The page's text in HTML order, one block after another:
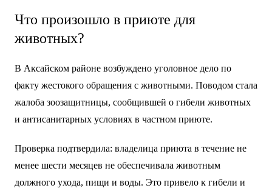
Что произошло в приюте для
животных?
В Аксайском районе возбуждено уголовное дело по
факту жестокого обращения с животными. Поводом стала
жалоба зоозащитницы, сообщившей о гибели животных
и антисанитарных условиях в частном приюте.
Проверка подтвердила: владелица приюта в течение не
менее шести месяцев не обеспечивала животным
должного ухода, пищи и воды. Это привело к гибели и